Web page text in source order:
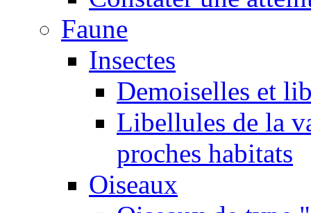
Faune
Insectes
Demoiselles et
Libellules de la
proches habitats
Oiseaux